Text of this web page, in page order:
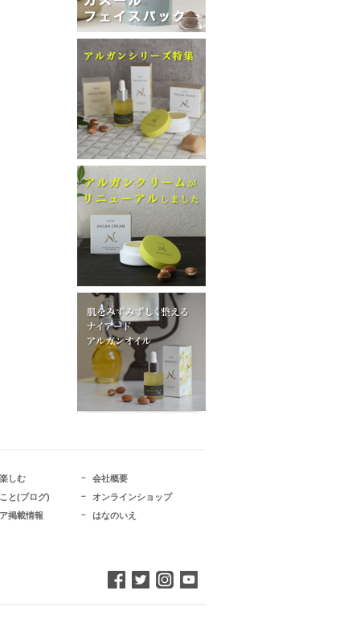
しむ
と(ブログ)
掲載情報
会社概要
オンラインショップ
はなのいえ